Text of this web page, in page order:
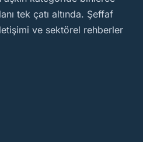
tek çatı altında. Şeffaf
ve sektörel rehberler